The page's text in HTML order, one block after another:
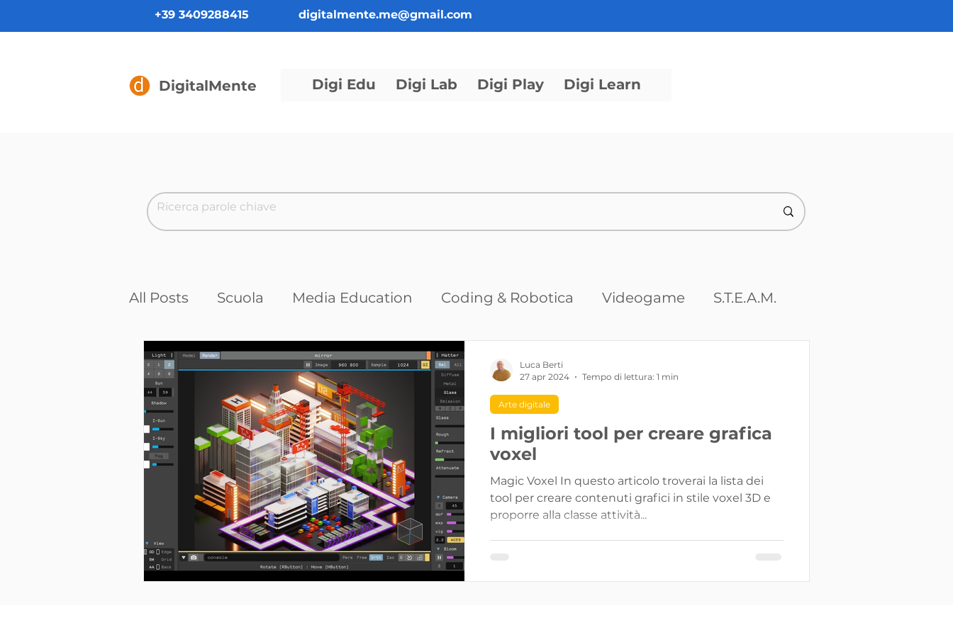
+39 3409288415 digitalmente.me@gmail.com
DigitalMente Digi Edu Digi Lab Digi Play Digi Learn
All Posts Scuola Media Education Coding & Robotica Videogame S.T.E.A.M.
Arte digitale Intelligenza artificiale Teen Skills +
I migliori tool per creare grafica
voxel
Magic Voxel In questo articolo troverai la lista dei
tool per creare contenuti grafici in stile voxel 3D e
proporre alla classe attività...
Arte digitale
Luca Berti
27 apr 2024
Tempo di lettura: 1 min